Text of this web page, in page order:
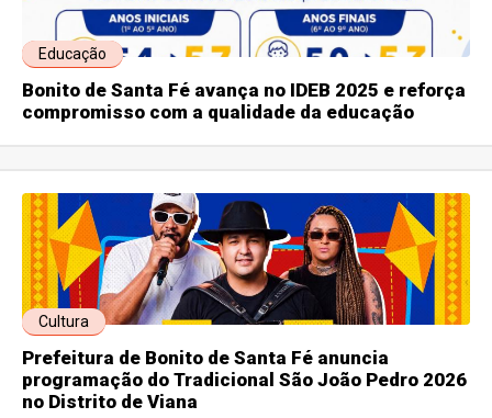
Educação
Bonito de Santa Fé avança no IDEB 2025 e reforça
compromisso com a qualidade da educação
Cultura
Prefeitura de Bonito de Santa Fé anuncia
programação do Tradicional São João Pedro 2026
no Distrito de Viana